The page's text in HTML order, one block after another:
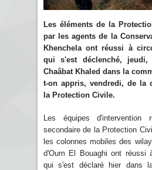
Les éléments de la
par les agents de la
Khenchela ont réussi à
qui s'est déclenché,
Chaâbat Khaled dans la
t-on appris, vendredi, de la
la Protection Civile.
Les équipes d'intervention
secondaire de la Protection
les colonnes mobiles des
d'Oum El Bouaghi ont réussi
qui s'est déclaré hier dans